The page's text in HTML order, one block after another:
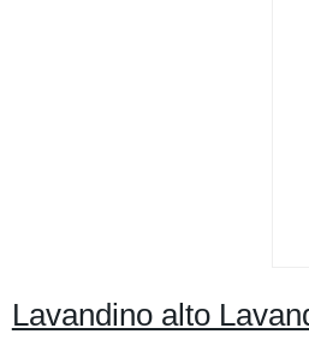
Lavandino alto